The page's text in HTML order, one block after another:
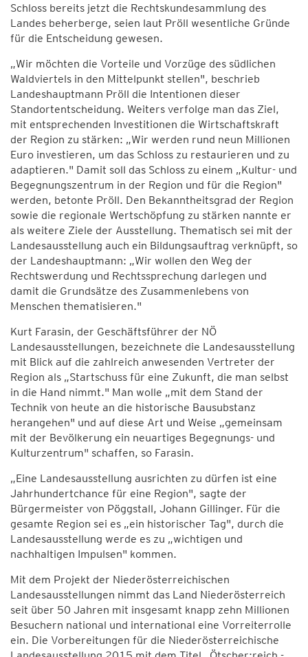
Schloss bereits jetzt die Rechtskundesammlung des
Landes beherberge, seien laut Pröll wesentliche Gründe
für die Entscheidung gewesen.
„Wir möchten die Vorteile und Vorzüge des südlichen
Waldviertels in den Mittelpunkt stellen", beschrieb
Landeshauptmann Pröll die Intentionen dieser
Standortentscheidung. Weiters verfolge man das Ziel,
mit entsprechenden Investitionen die Wirtschaftskraft
der Region zu stärken: „Wir werden rund neun Millionen
Euro investieren, um das Schloss zu restaurieren und zu
adaptieren." Damit soll das Schloss zu einem „Kultur- und
Begegnungszentrum in der Region und für die Region"
werden, betonte Pröll. Den Bekanntheitsgrad der Region
sowie die regionale Wertschöpfung zu stärken nannte er
als weitere Ziele der Ausstellung. Thematisch sei mit der
Landesausstellung auch ein Bildungsauftrag verknüpft, so
der Landeshauptmann: „Wir wollen den Weg der
Rechtswerdung und Rechtssprechung darlegen und
damit die Grundsätze des Zusammenlebens von
Menschen thematisieren."
Kurt Farasin, der Geschäftsführer der NÖ
Landesausstellungen, bezeichnete die Landesausstellung
mit Blick auf die zahlreich anwesenden Vertreter der
Region als „Startschuss für eine Zukunft, die man selbst
in die Hand nimmt." Man wolle „mit dem Stand der
Technik von heute an die historische Bausubstanz
herangehen" und auf diese Art und Weise „gemeinsam
mit der Bevölkerung ein neuartiges Begegnungs- und
Kulturzentrum" schaffen, so Farasin.
„Eine Landesausstellung ausrichten zu dürfen ist eine
Jahrhundertchance für eine Region", sagte der
Bürgermeister von Pöggstall, Johann Gillinger. Für die
gesamte Region sei es „ein historischer Tag", durch die
Landesausstellung werde es zu „wichtigen und
nachhaltigen Impulsen" kommen.
Mit dem Projekt der Niederösterreichischen
Landesausstellungen nimmt das Land Niederösterreich
seit über 50 Jahren mit insgesamt knapp zehn Millionen
Besuchern national und international eine Vorreiterrolle
ein. Die Vorbereitungen für die Niederösterreichische